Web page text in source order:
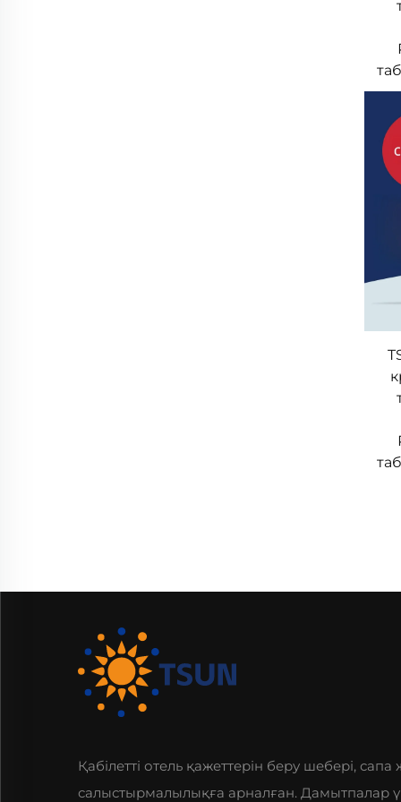
Қабілетті отель қажеттерін беру шебері, сапа
салыстырмалылықға арналған. Дамытпалар